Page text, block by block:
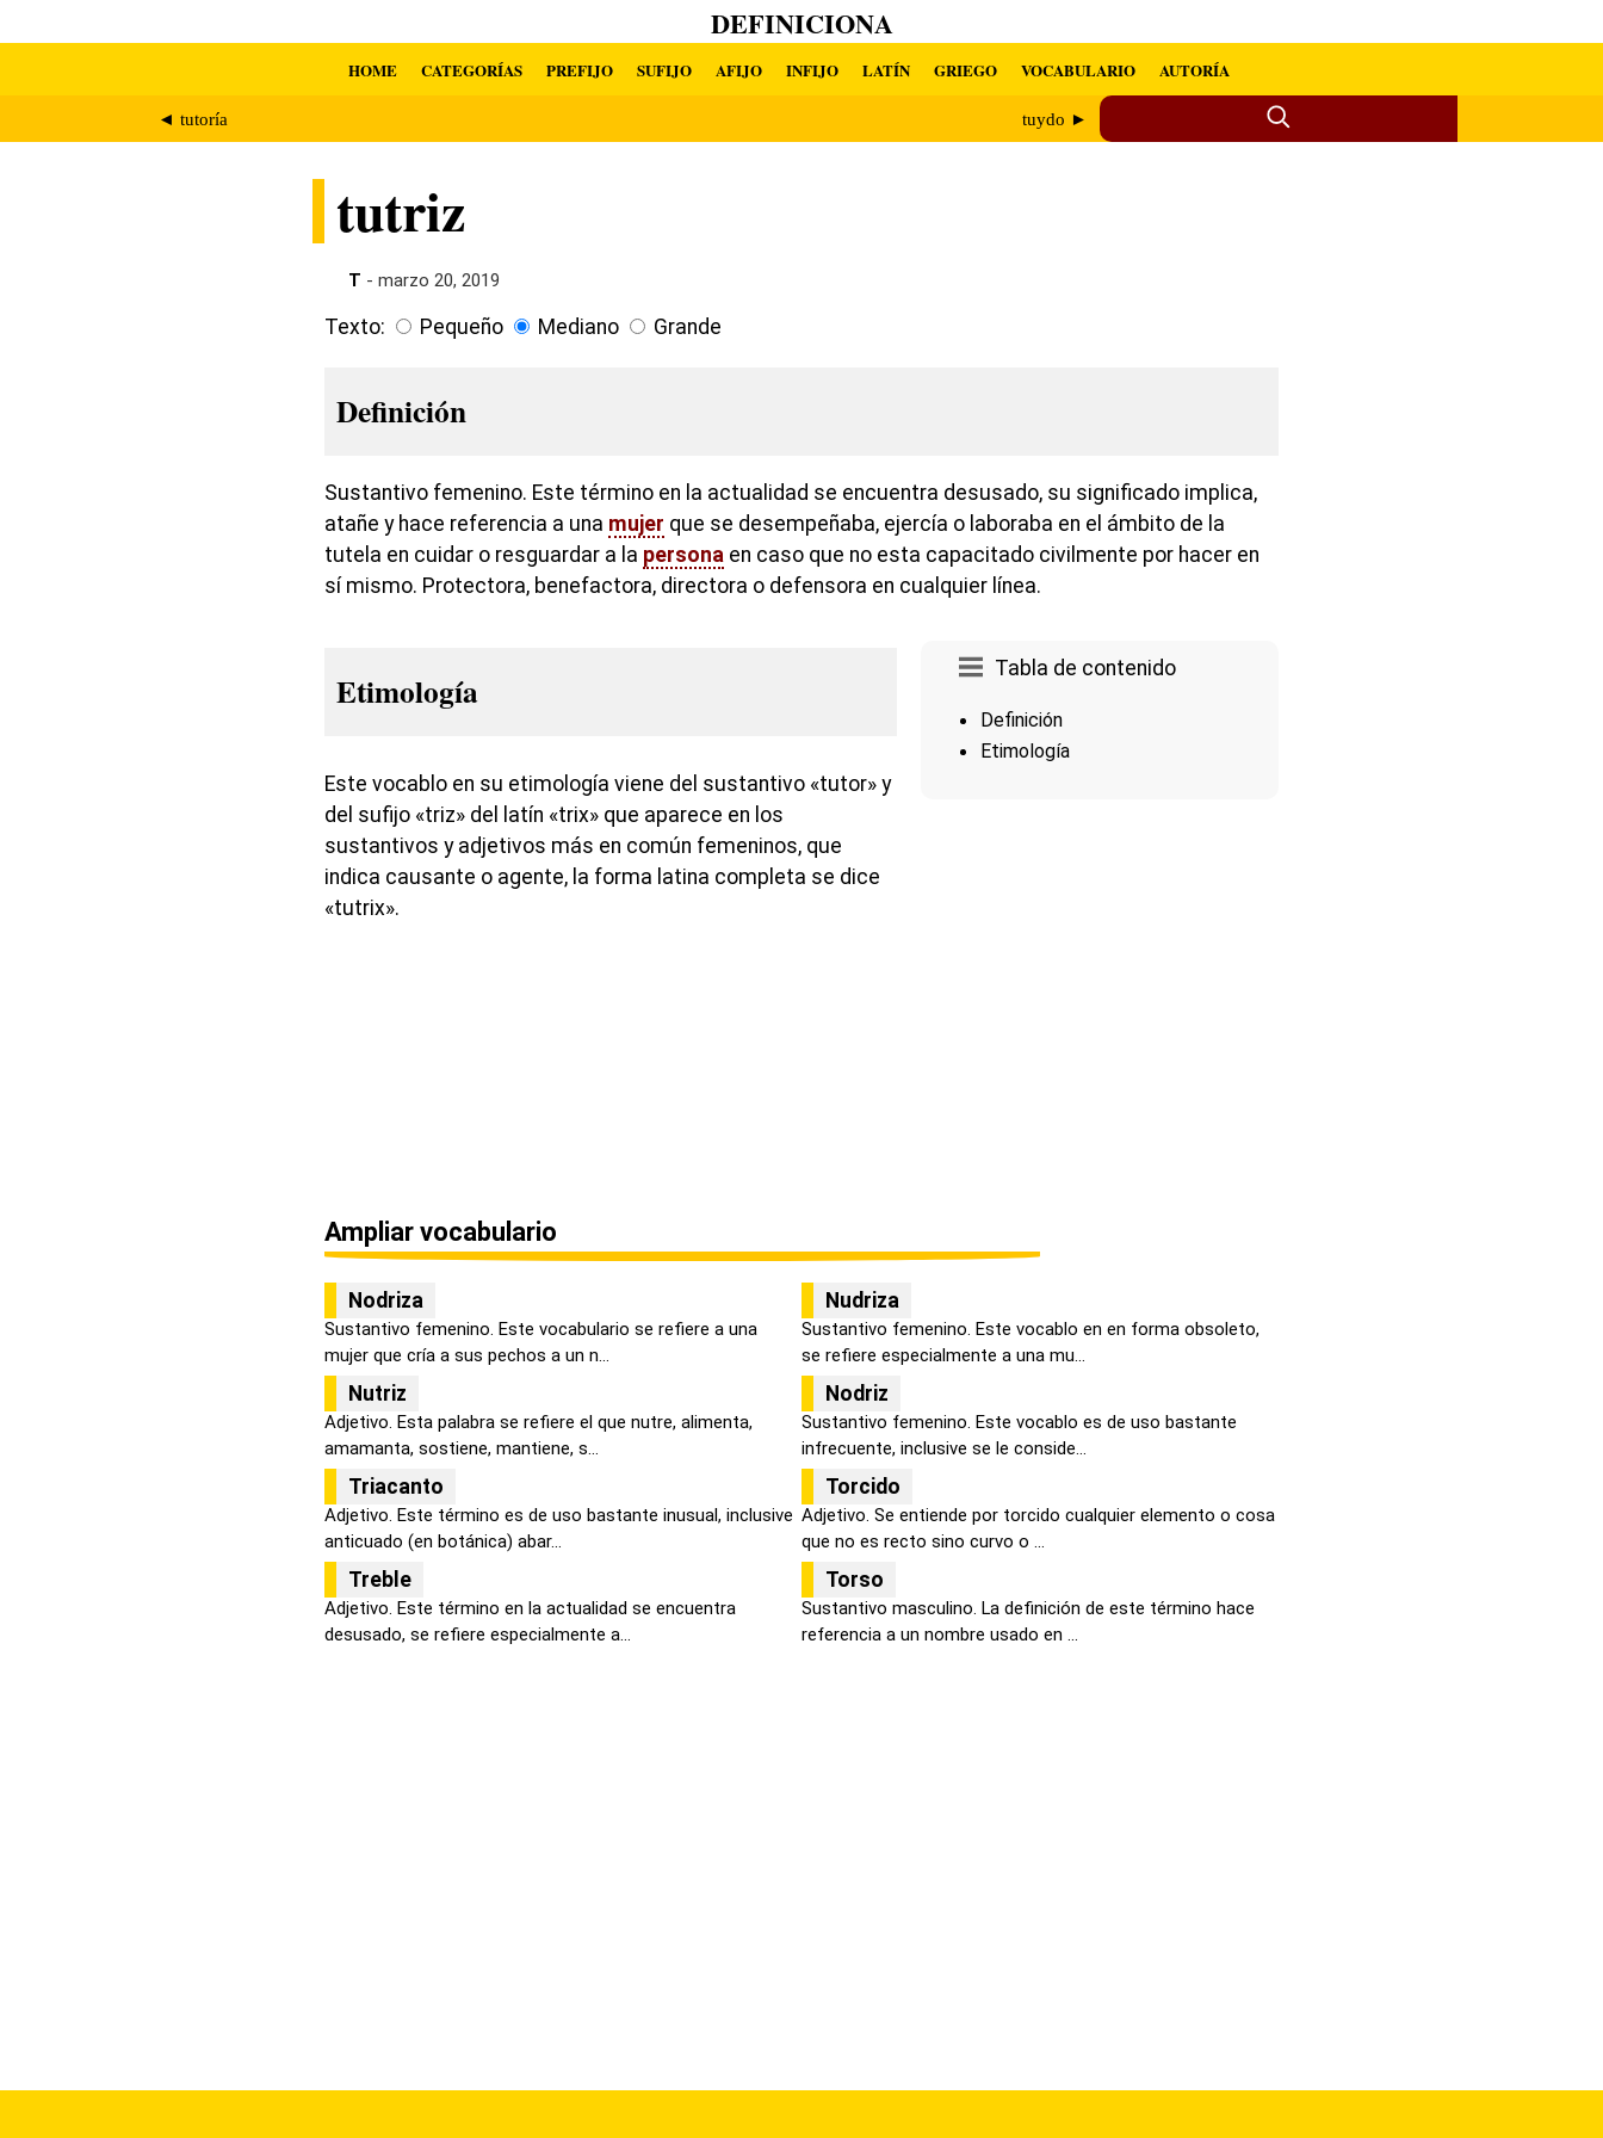
DEFINICIONA
HOME CATEGORÍAS PREFIJO SUFIJO AFIJO INFIJO LATÍN GRIEGO VOCABULARIO AUTORÍA
◄ tutoría tuydo ►
tutriz
T - marzo 20, 2019
Texto: Pequeño Mediano Grande
Definición
Sustantivo femenino. Este término en la actualidad se encuentra desusado, su significado implica,
atañe y hace referencia a una mujer que se desempeñaba, ejercía o laboraba en el ámbito de la
tutela en cuidar o resguardar a la persona en caso que no esta capacitado civilmente por hacer en
sí mismo. Protectora, benefactora, directora o defensora en cualquier línea.
Tabla de contenido
Definición
Etimología
Etimología
Este vocablo en su etimología viene del sustantivo «tutor» y
del sufijo «triz» del latín «trix» que aparece en los
sustantivos y adjetivos más en común femeninos, que
indica causante o agente, la forma latina completa se dice
«tutrix».
Ampliar vocabulario
Nodriza
Sustantivo femenino. Este vocabulario se refiere a una
mujer que cría a sus pechos a un n...
Nudriza
Sustantivo femenino. Este vocablo en en forma obsoleto,
se refiere especialmente a una mu...
Nutriz
Adjetivo. Esta palabra se refiere el que nutre, alimenta,
amamanta, sostiene, mantiene, s...
Nodriz
Sustantivo femenino. Este vocablo es de uso bastante
infrecuente, inclusive se le conside...
Triacanto
Adjetivo. Este término es de uso bastante inusual, inclusive
anticuado (en botánica) abar...
Torcido
Adjetivo. Se entiende por torcido cualquier elemento o cosa
que no es recto sino curvo o ...
Treble
Adjetivo. Este término en la actualidad se encuentra
desusado, se refiere especialmente a...
Torso
Sustantivo masculino. La definición de este término hace
referencia a un nombre usado en ...